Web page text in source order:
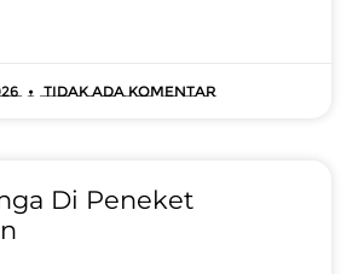
Tidak ada komentar
Di Peneket